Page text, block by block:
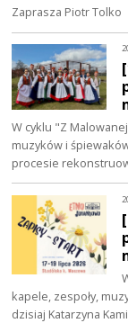
Zaprasza Piotr Tolko
W cyklu "Z
muzyków i
procesie
kapele, zespoły,
dzisiaj Katarzyna